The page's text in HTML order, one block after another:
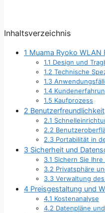
Inhaltsverzeichnis
1 Muama Ryoko WLAN
1.1 Design und
1.2 Technische
1.3
1.4
1.5 Kaufprozess
2 Benutzerfreundlichkeit
2.1
2.2
2.3 Portabilität in
3 Sicherheit und
3.1 Sichern Sie
3.2 Privatsphäre
3.3 Verwaltung
4 Preisgestaltung und
4.1 Kostenanalyse
4.2 Datenpläne